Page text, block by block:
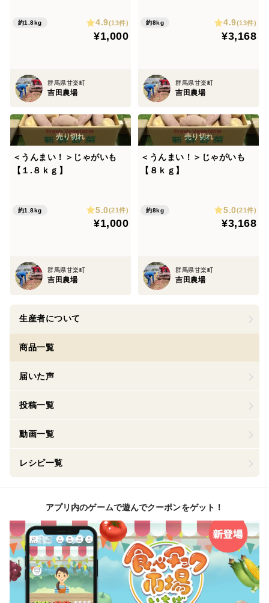
約1.8kg 4.9(13件)
¥1,000
群馬県甘楽町
吉田農場
約8kg 4.9(13件)
¥3,168
群馬県甘楽町
吉田農場
＜うんまい！＞じゃがいも
【１.８ｋｇ】
約1.8kg 5.0(21件)
¥1,000
群馬県甘楽町
吉田農場
＜うんまい！＞じゃがいも
【８ｋｇ】
約8kg 5.0(21件)
¥3,168
群馬県甘楽町
吉田農場
生産者について
商品一覧
届いた声
投稿一覧
動画一覧
レシピ一覧
アプリ内のゲームで遊んでクーポンをゲット！